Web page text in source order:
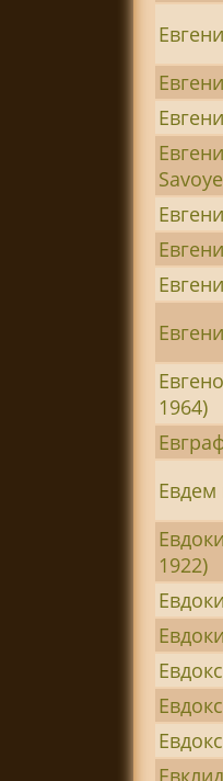
1964)
Евдем
1922)
Евклид